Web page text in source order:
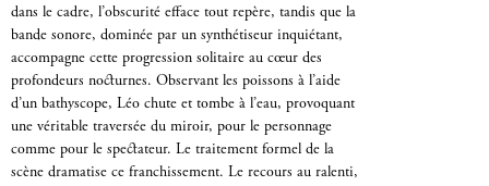
dans le cadre, l’obscurité efface tout repère, tandis que la
bande sonore, dominée par un synthétiseur inquiétant,
accompagne cette progression solitaire au cœur des
profondeurs nocturnes. Observant les poissons à l’aide
d’un bathyscope, Léo chute et tombe à l’eau, provoquant
une véritable traversée du miroir, pour le personnage
comme pour le spectateur. Le traitement formel de la
scène dramatise ce franchissement. Le recours au ralenti,